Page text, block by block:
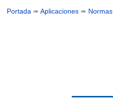
Portada ➠Aplicaciones ➠ Normas